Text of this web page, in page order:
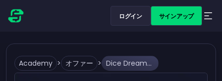
ログイン サインアップ
Academy > オファー > Dice Dreamsで無料ロールを獲得する方法